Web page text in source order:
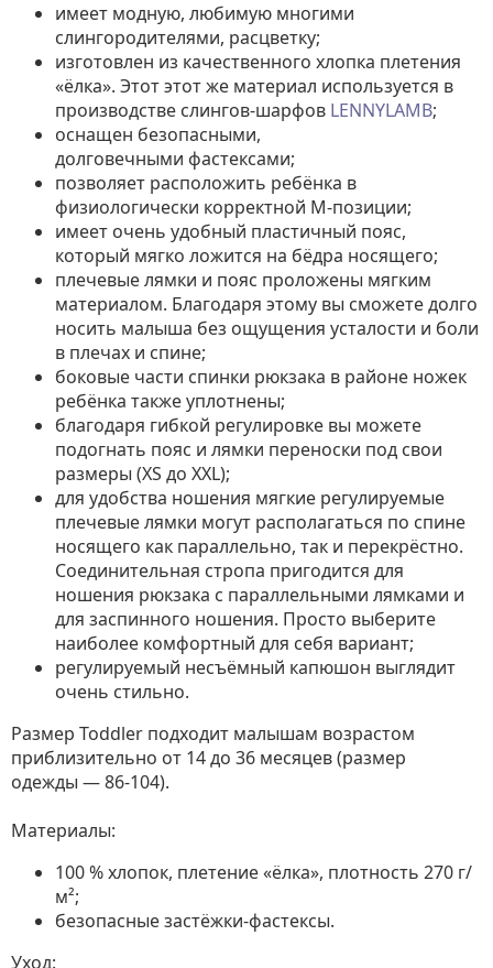
имеет модную, любимую многими
слингородителями, расцветку;
изготовлен из качественного хлопка плетения
«ёлка». Этот этот же материал используется в
производстве слингов-шарфов LENNYLAMB;
оснащен безопасными,
долговечными фастексами;
позволяет расположить ребёнка в
физиологически корректной М-позиции;
имеет очень удобный пластичный пояс,
который мягко ложится на бёдра носящего;
плечевые лямки и пояс проложены мягким
материалом. Благодаря этому вы сможете долго
носить малыша без ощущения усталости и боли
в плечах и спине;
боковые части спинки рюкзака в районе ножек
ребёнка также уплотнены;
благодаря гибкой регулировке вы можете
подогнать пояс и лямки переноски под свои
размеры (XS до XXL);
для удобства ношения мягкие регулируемые
плечевые лямки могут располагаться по спине
носящего как параллельно, так и перекрёстно.
Соединительная стропа пригодится для
ношения рюкзака с параллельными лямками и
для заспинного ношения. Просто выберите
наиболее комфортный для себя вариант;
регулируемый несъёмный капюшон выглядит
очень стильно.
Размер Toddler подходит малышам возрастом
приблизительно от 14 до 36 месяцев (размер
одежды — 86-104).
Материалы:
100 % хлопок, плетение «ёлка», плотность 270 г/
м²;
безопасные застёжки-фастексы.
Уход: